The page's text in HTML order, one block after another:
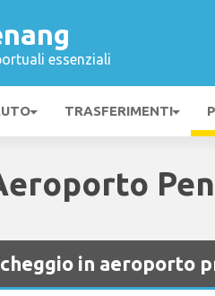
essenziali
TRASFERIMENTI
in aeroporto